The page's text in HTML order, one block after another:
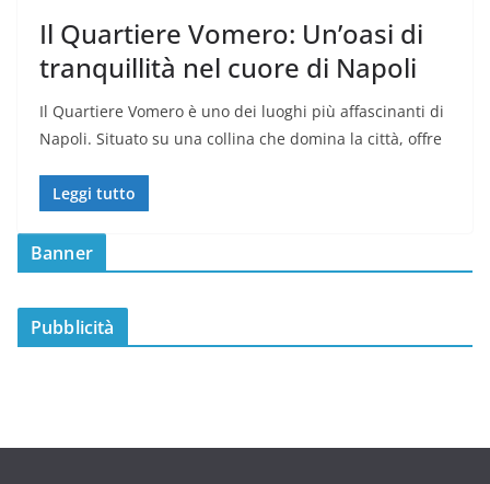
Il Quartiere Vomero: Un’oasi di
tranquillità nel cuore di Napoli
Il Quartiere Vomero è uno dei luoghi più affascinanti di
Napoli. Situato su una collina che domina la città, offre
Leggi tutto
Banner
Pubblicità